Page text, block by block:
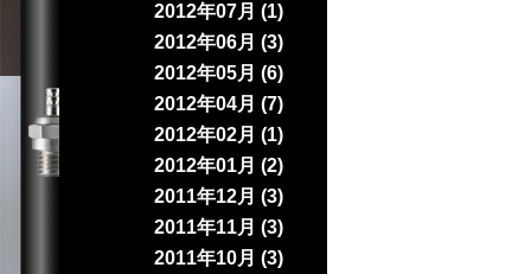
2012年07月 (1)
2012年06月 (3)
2012年05月 (6)
2012年04月 (7)
2012年02月 (1)
2012年01月 (2)
2011年12月 (3)
2011年11月 (3)
2011年10月 (3)